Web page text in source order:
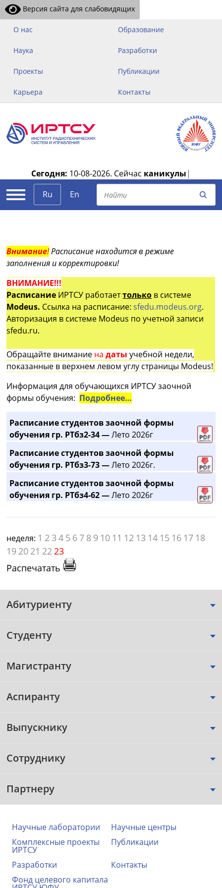
Версия сайта для слабовидящих
О нас Образование
Наука Разработки
Проекты Публикации
Карьера Контакты
Сегодня: 10-08-2026. Сейчас каникулы |
Ru
En
Внимание!Расписание находится в режиме
заполнения и корректировки!
ВНИМАНИЕ!!!
Расписание ИРТСУ работаеттолько в системе
Modeus. Ссылка на расписание:sfedu.modeus.org.
Авторизация в системе Modeus по учетной записи
sfedu.ru.
Обращайте внимание на датыучебной недели,
показанные в верхнем левом углу страницы Modeus!
Информация для обучающихся ИРТСУ заочной
формы обучения: Подробнее…
Расписание студентов заочной формы
обучения гр. РТбз2-34 —Лето 2026г
Расписание студентов заочной формы
обучения гр. РТбз3-73 —Лето 2026г.
Расписание студентов заочной формы
обучения гр. РТбз4-62 —Лето 2026г
неделя: 1 2 3 4 5 6 7 8 9 10 11 12 13 14 15 16 17 18
19 20 21 2223
Распечатать
Абитуриенту
Студенту
Магистранту
Аспиранту
Выпускнику
Сотруднику
Партнеру
Научные лаборатории
Научные центры
Комплексные проекты
ИРТСУ
Публикации
Разработки
Контакты
Фонд целевого капитала